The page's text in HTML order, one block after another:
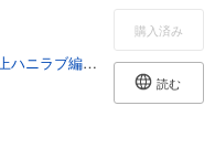
ハニラブ編集部
購入済み
読む